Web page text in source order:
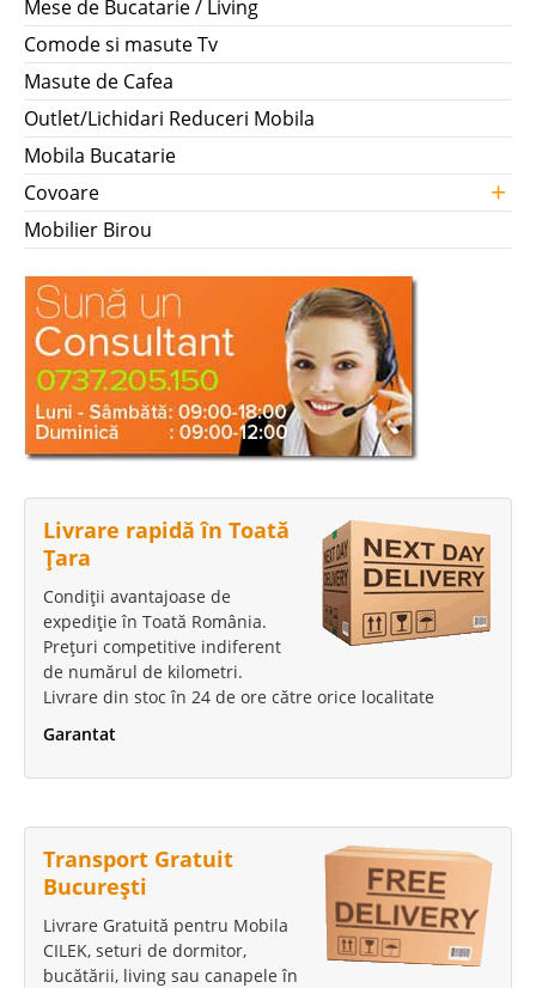
Mese de Bucatarie / Living
Comode si masute Tv
Masute de Cafea
Outlet/Lichidari Reduceri Mobila
Mobila Bucatarie
Covoare
+
Mobilier Birou
Livrare rapidă în Toată
Țara
Condiții avantajoase de
expediție în Toată România.
Prețuri competitive indiferent
de numărul de kilometri.
Livrare din stoc în 24 de ore către orice localitate
Garantat
Transport Gratuit
București
Livrare Gratuită pentru Mobila
CILEK, seturi de dormitor,
bucătării, living sau canapele în